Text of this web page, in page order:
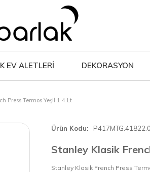
EV ALETLERİ DEKORASYON
Press Termos Yeşil 1.4 Lt
Ürün Kodu
Stanley Klasik
Stanley Klasik French Press